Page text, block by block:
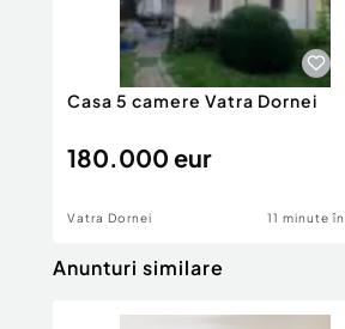
Pentru detalii
Cod ofertă / ID BLITZ:
Id intern: P167531
Număr Băi:2
Curent
Gaz
Casa 5 camere Vatra Dornei
180.000 eur
Vatra Dornei 11 minute
Anunturi similare